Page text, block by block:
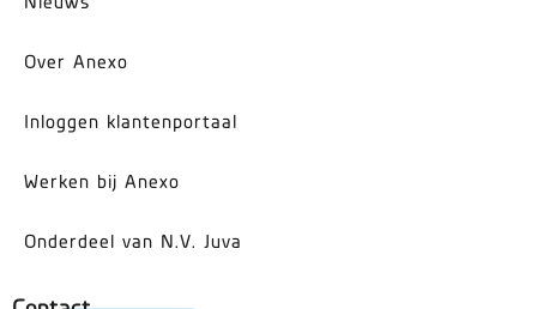
Over Anexo
Inloggen klantenportaal
Werken bij Anexo
Onderdeel van N.V. Juva